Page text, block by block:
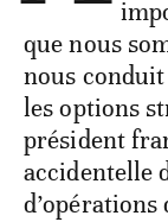
que nous
nous
les options
président
accidentelle